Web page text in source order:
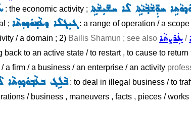
: the economic activity ; ܚܘܼܼ̈ܫܵܒ݂ܵܝܵܬܹܐ ܠܵܐ ܚܫ̈ܝܼܫܵܬܹܐ
; ܓܝܼܓ݂ܠܵܐ ܕܥܵܒ݂ܘܿܕܘܼܬܵܐ: a range of operation / a scope
/ a domain ; 2) Bailis Shamun ; see also ܥܲܪܨܬܵܐ /
to an active state / to restart , to cause to return
a firm / a business / an enterprise / an activity
ܒܵܠܹܓ ܒܥܵܒ݂ܘܿܕܘܼܬܵܐ: to deal in illegal business / to
/ business , maneuvers , facts , pieces / works